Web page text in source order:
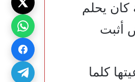
كان يحلم
أثبت
كلما